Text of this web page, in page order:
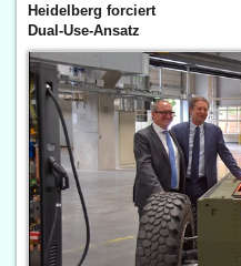
Heidelberg forciert
Dual-Use-Ansatz